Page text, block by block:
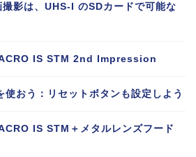
影は、UHS-I のSDカードで可能な
IS STM 2nd Impression
使おう：リセットボタンも設定しよう
IS STM＋メタルレンズフード